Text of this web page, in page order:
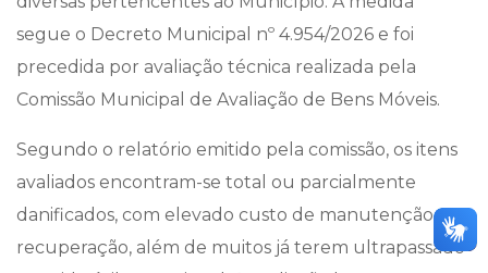
segue o Decreto Municipal nº 4.954/2026 e foi
precedida por avaliação técnica realizada pela
Comissão Municipal de Avaliação de Bens Móveis.
Segundo o relatório emitido pela comissão, os itens
avaliados encontram-se total ou parcialmente
danificados, com elevado custo de manutenção e
recuperação, além de muitos já terem ultrapassado